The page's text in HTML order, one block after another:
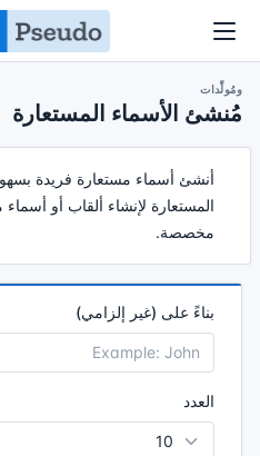
ومُولِّدات
مُنشئ الأسماء المستعارة
أنشئ أسماء مستعارة فريدة
المستعارة لإنشاء ألقاب أو
مخصصة.
بناءً على (غير إلزامي)
العدد